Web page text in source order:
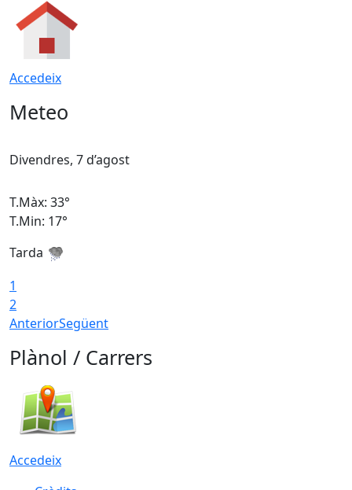
Accedeix
Meteo
Divendres, 7 d’agost
T.Màx: 33°
T.Min: 17°
Tarda
1
2
AnteriorSegüent
Plànol / Carrers
Accedeix